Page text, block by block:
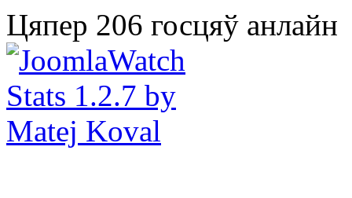
Цяпер 206 госцяў анлайн